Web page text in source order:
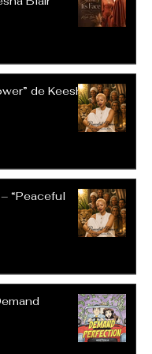
de Keesha
“Peaceful